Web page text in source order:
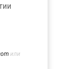
или